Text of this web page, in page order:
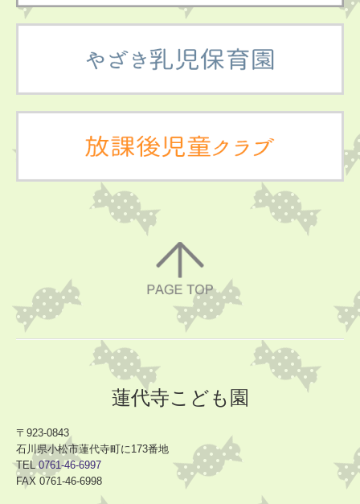
蓮代寺こども園
〒923-0843
石川県小松市蓮代寺町に173番地
TEL0761-46-6997
FAX 0761-46-6998